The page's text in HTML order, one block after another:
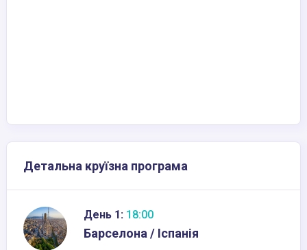
Детальна круїзна програма
День 1: 18:00
Барселона / Іспанія